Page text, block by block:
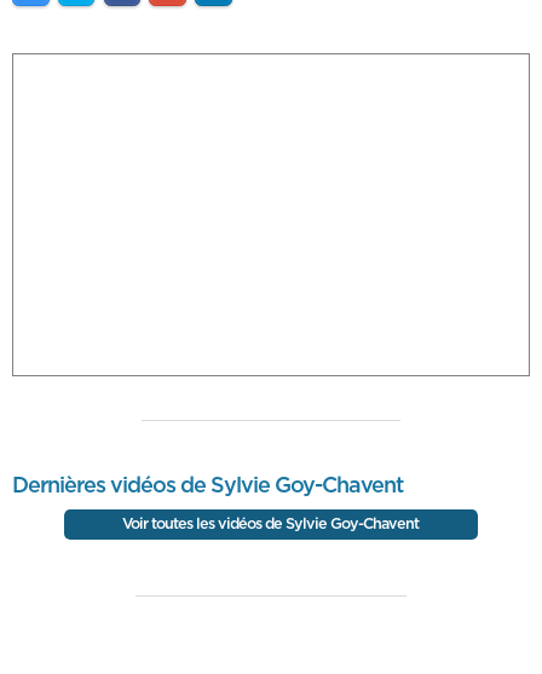
Dernières vidéos de Sylvie Goy-Chavent
Voir toutes les vidéos de Sylvie Goy-Chavent